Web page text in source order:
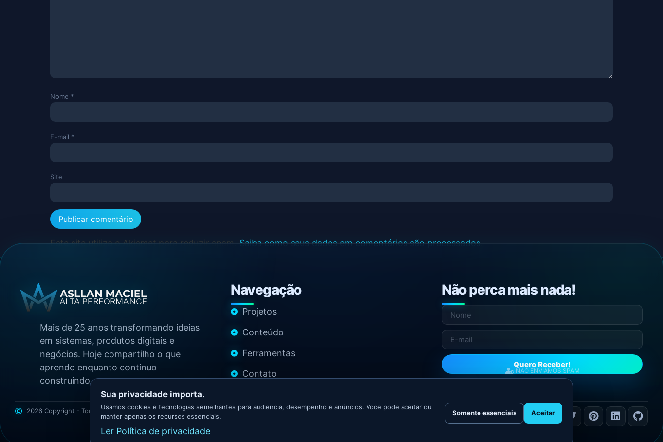
Nome *
E-mail *
Site
Este site utiliza o Akismet para reduzir spam. Saiba como seus dados em comentários são processados
Mais de 25 anos transformando ideias
em sistemas, produtos digitais e
negócios. Hoje compartilho o que
aprendo enquanto continuo
construindo.
Navegação
Projetos
Conteúdo
Ferramentas
Contato
Não perca mais nada!
Quero Receber!
NÃO ENVIAMOS SPAM
2026 Copyright - Todos os direitos reservadosAsllan Maciel - Growth Marketer
Sua privacidade importa.
Usamos cookies e tecnologias semelhantes para audiência, desempenho e anúncios. Você pode aceitar ou
manter apenas os recursos essenciais.
Ler Política de privacidade
Somente essenciais Aceitar